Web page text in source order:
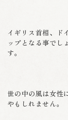
イギリス首相、ド
ップとなる事でし
す。
世の中の風は女性
やもしれません。